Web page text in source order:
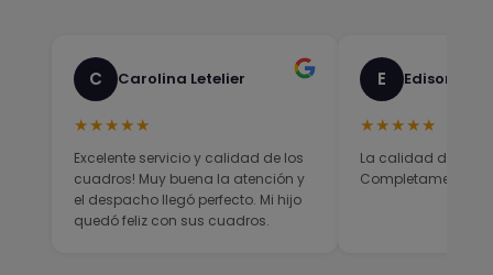
C Carolina Letelier
★★★★★
Excelente servicio y calidad de los
cuadros! Muy buena la atención y
el despacho llegó perfecto. Mi hijo
quedó feliz con sus cuadros.
E Edison
★★★★★
La calidad del
Completamente